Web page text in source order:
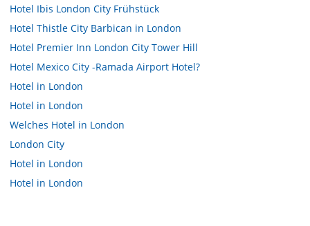
Hotel Ibis London City Frühstück
Hotel Thistle City Barbican in London
Hotel Premier Inn London City Tower Hill
Hotel Mexico City -Ramada Airport Hotel?
Hotel in London
Hotel in London
Welches Hotel in London
London City
Hotel in London
Hotel in London